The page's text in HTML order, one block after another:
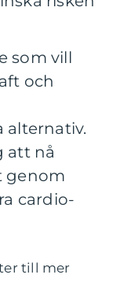
som vill
och
alternativ.
att nå
genom
cardio-
till mer